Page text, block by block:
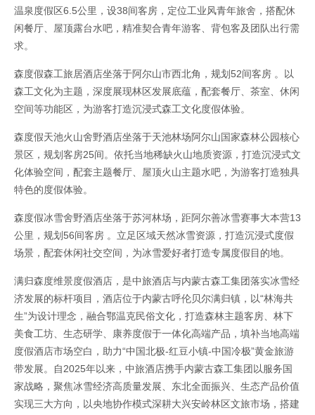
温泉度假区6.5公里，设38间客房，定位工业风青年旅舍，搭配休
闲餐厅、屋顶露台水吧，精准契合青年游客、背包客及团队出行需
求。
森度假森工旅居酒店坐落于阿尔山市西北角，规划52间客房 。以
森工文化为主题，深度展现林区发展底蕴，配套餐厅、茶室、休闲
空间等功能区，为游客打造沉浸式森工文化度假体验。
森度假天池火山舍野酒店坐落于天池林场阿尔山国家森林公园核心
景区，规划客房25间。依托当地稀缺火山地质资源，打造沉浸式文
化体验空间，配套主题餐厅、屋顶火山主题水吧，为游客打造独具
特色的度假体验。
森度假冰雪舍野酒店坐落于苏河林场，距阿尔善冰雪赛事大本营13
公里，规划56间客房 。立足区域天然冰雪资源，打造沉浸式度假
场景，配套休闲社交空间，为冰雪爱好者打造专属度假目的地。
满归森度维景度假酒店，是中旅酒店与内蒙古森工集团落实冰雪经
济发展的标杆项目，酒店位于内蒙古呼伦贝尔满归镇，以“林海共
生”为设计理念，融合鄂温克民俗文化，打造森林主题客房、林下
美食工坊、生态研学、康养度假于一体化高端产品，填补当地高端
度假酒店市场空白，助力“中国北极-红豆小镇-中国冷极”黄金旅游
带发展。自2025年以来，中旅酒店携手内蒙古森工集团以服务国
家战略，聚焦冰雪经济高质量发展、东北全面振兴、生态产品价值
实现三大方向，以央地协作模式深耕大兴安岭林区文旅市场，搭建